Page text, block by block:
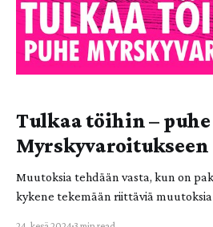
Tulkaa töihin – puhe
Myrskyvaroitukseen
Muutoksia tehdään vasta, kun on
kykene tekemään riittäviä